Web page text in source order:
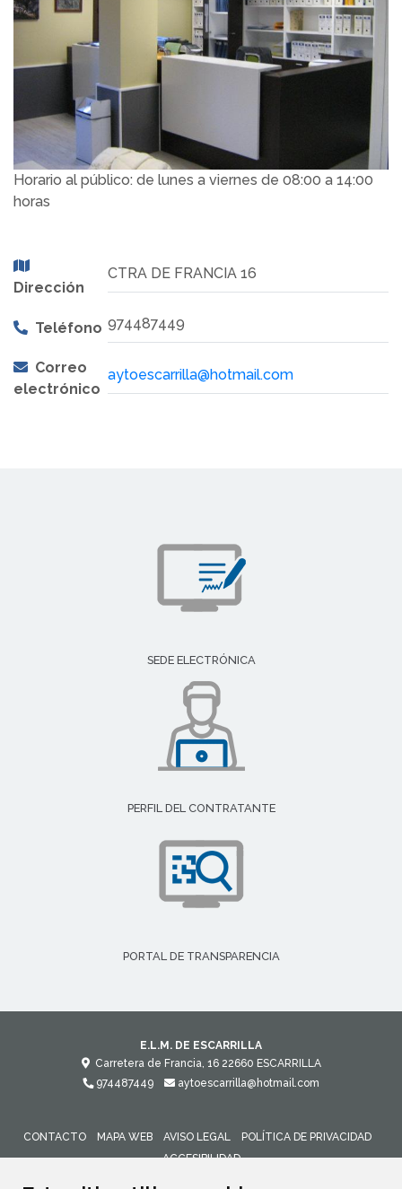
Horario al público: de lunes a viernes de 08:00 a 14:00
horas
Dirección
CTRA DE FRANCIA 16
Teléfono 974487449
Correo
electrónico
aytoescarrilla@hotmail.com
SEDE ELECTRÓNICA
PERFIL DEL CONTRATANTE
PORTAL DE TRANSPARENCIA
E.L.M. DE ESCARRILLA
Carretera de Francia, 16 22660 ESCARRILLA
974487449
aytoescarrilla@hotmail.com
CONTACTO MAPA WEB AVISO LEGAL
POLÍTICA DE PRIVACIDAD
ACCESIBILIDAD